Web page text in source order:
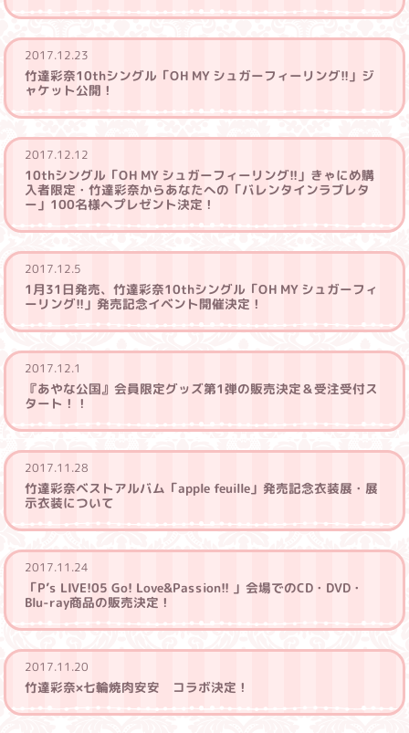
2017.12.23
竹達彩奈10thシングル「OH MY シュガーフィーリング!!」ジ
ャケット公開！
2017.12.12
10thシングル「OH MY シュガーフィーリング!!」きゃにめ購
入者限定・竹達彩奈からあなたへの「バレンタインラブレタ
ー」100名様へプレゼント決定！
2017.12.5
1月31日発売、竹達彩奈10thシングル「OH MY シュガーフィ
ーリング!!」発売記念イベント開催決定！
2017.12.1
『あやな公国』会員限定グッズ第1弾の販売決定＆受注受付ス
タート！！
2017.11.28
竹達彩奈ベストアルバム「apple feuille」発売記念衣装展・展
示衣装について
2017.11.24
「P’s LIVE!05 Go! Love&Passion!! 」会場でのCD・DVD・
Blu-ray商品の販売決定！
2017.11.20
竹達彩奈×七輪焼肉安安 コラボ決定！